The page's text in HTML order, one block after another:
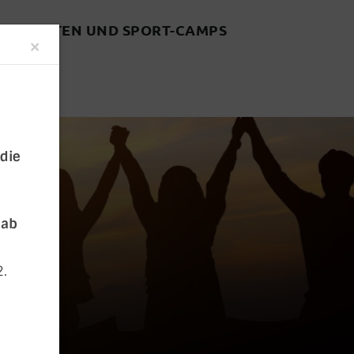
UND SPORT-CAMPS
×